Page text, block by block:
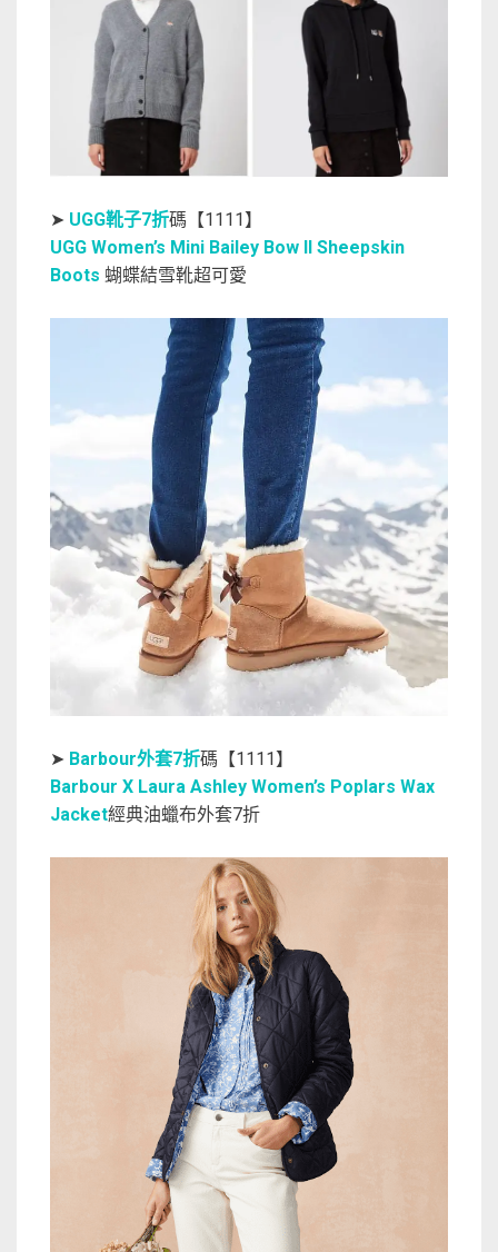
➤ UGG靴子7折碼【1111】
UGG Women’s Mini Bailey Bow II Sheepskin
Boots 蝴蝶結雪靴超可愛
➤ Barbour外套7折碼【1111】
Barbour X Laura Ashley Women’s Poplars Wax
Jacket經典油蠟布外套7折